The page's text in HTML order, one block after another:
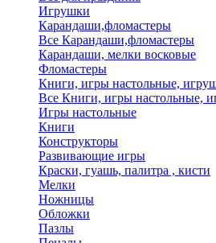
Игрушки
Карандаши,фломастеры
Все Карандаши,фломастеры
Карандаши, мелки восковые
Фломастеры
Книги, игры настольные,
Все Книги, игры настольные,
Игры настольные
Книги
Конструкторы
Развивающие игры
Краски, гуашь, палитра , кисти
Мелки
Ножницы
Обложки
Пазлы